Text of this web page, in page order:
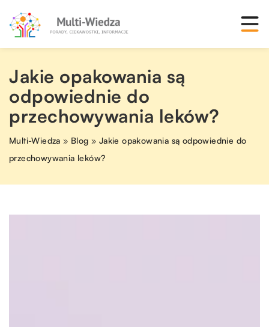
Jakie opakowania są
odpowiednie do
przechowywania leków?
Multi-Wiedza » Blog » Jakie opakowania są odpowiednie do
przechowywania leków?